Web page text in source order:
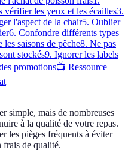
vérifier les yeux et les écailles3.
l'aspect de la chair5. Oublier
6. Confondre différents types
les saisons de pêche8. Ne pas
stockés9. Ignorer les labels
promotions📺 Ressource
simple, mais de nombreuses
à la qualité de votre repas.
les pièges fréquents à éviter
frais de qualité.